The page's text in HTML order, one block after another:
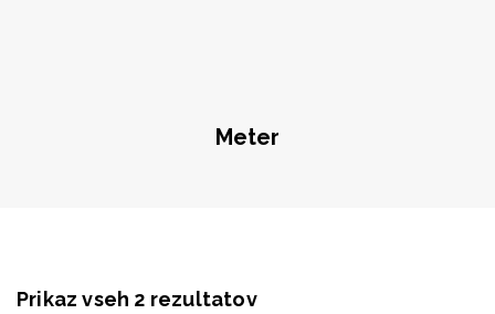
Meter
Prikaz vseh 2 rezultatov